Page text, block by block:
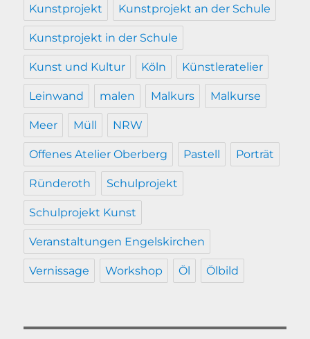
Kunstprojekt Kunstprojekt an der Schule
Kunstprojekt in der Schule
Kunst und Kultur Köln Künstleratelier
Leinwand malen Malkurs Malkurse
Meer Müll NRW
Offenes Atelier Oberberg Pastell Porträt
Ründeroth Schulprojekt
Schulprojekt Kunst
Veranstaltungen Engelskirchen
Vernissage Workshop Öl Ölbild